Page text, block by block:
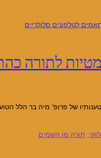
לתורה
של פרופ’ מיה בר הלל
תורה מן השמים